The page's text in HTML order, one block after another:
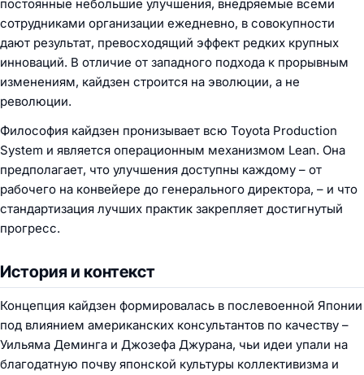
постоянные небольшие улучшения, внедряемые всеми
сотрудниками организации ежедневно, в совокупности
дают результат, превосходящий эффект редких крупных
инноваций. В отличие от западного подхода к прорывным
изменениям, кайдзен строится на эволюции, а не
революции.
Философия кайдзен пронизывает всю Toyota Production
System и является операционным механизмом Lean. Она
предполагает, что улучшения доступны каждому – от
рабочего на конвейере до генерального директора, – и что
стандартизация лучших практик закрепляет достигнутый
прогресс.
История и контекст
Концепция кайдзен формировалась в послевоенной Японии
под влиянием американских консультантов по качеству –
Уильяма Деминга и Джозефа Джурана, чьи идеи упали на
благодатную почву японской культуры коллективизма и